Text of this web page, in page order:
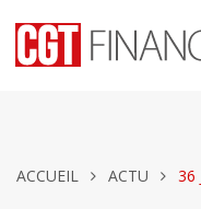
ACCUEIL ACTU 36